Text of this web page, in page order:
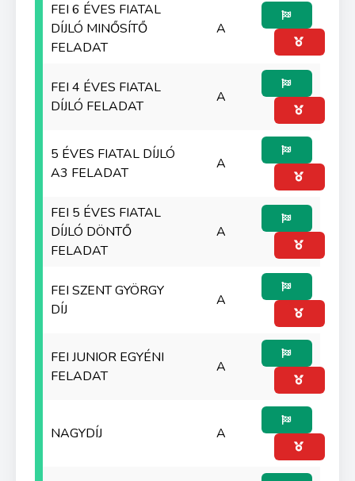
FEI 6 ÉVES FIATAL
DÍJLÓ MINŐSÍTŐ
FELADAT
A
FEI 4 ÉVES FIATAL
DÍJLÓ FELADAT
A
5 ÉVES FIATAL DÍJLÓ
A3 FELADAT
A
FEI 5 ÉVES FIATAL
DÍJLÓ DÖNTŐ
FELADAT
A
FEI SZENT GYÖRGY
DÍJ
A
FEI JUNIOR EGYÉNI
FELADAT
A
NAGYDÍJ A